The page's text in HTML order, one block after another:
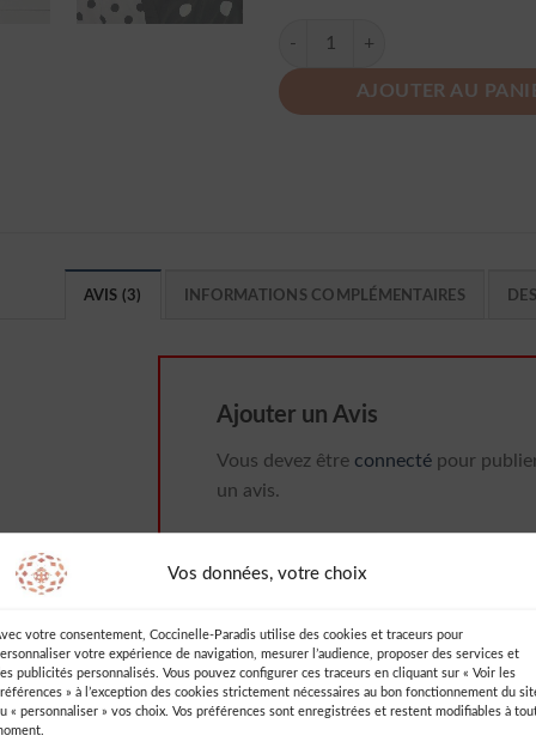
Vos données, votre choix
votre consentement, Coccinelle-Paradis utilise des cookies et traceurs pour
votre expérience de navigation, mesurer l’audience, proposer des services et
publicités personnalisés. Vous pouvez configurer ces traceurs en cliquant sur « Voir les
» à l’exception des cookies strictement nécessaires au bon fonctionnement du
« personnaliser » vos choix. Vos préférences sont enregistrées et restent modifiables à
quantité de Robe D Ete A Pois
AJOUTER AU
AVIS (3) INFORMATIONS COMPLÉMENTAIRES
fluide,
pois
De plus,
finie et les
à la fois
de cœur ! À
Ajouter un Avis
Vous devez être connectépour
un avis.